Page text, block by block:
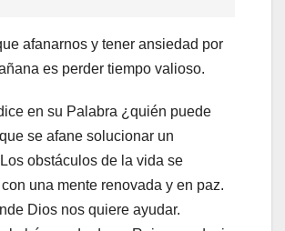
afanarnos y tener ansiedad por
es perder tiempo valioso.
en su Palabra ¿quién puede
se afane solucionar un
obstáculos de la vida se
una mente renovada y en paz.
Dios nos quiere ayudar.